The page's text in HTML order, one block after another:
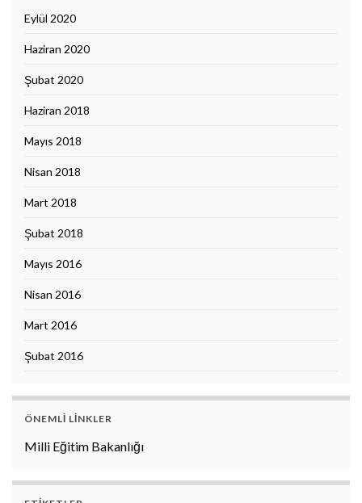
Eylül 2020
Haziran 2020
Şubat 2020
Haziran 2018
Mayıs 2018
Nisan 2018
Mart 2018
Şubat 2018
Mayıs 2016
Nisan 2016
Mart 2016
Şubat 2016
ÖNEMLI LINKLER
Milli Eğitim Bakanlığı